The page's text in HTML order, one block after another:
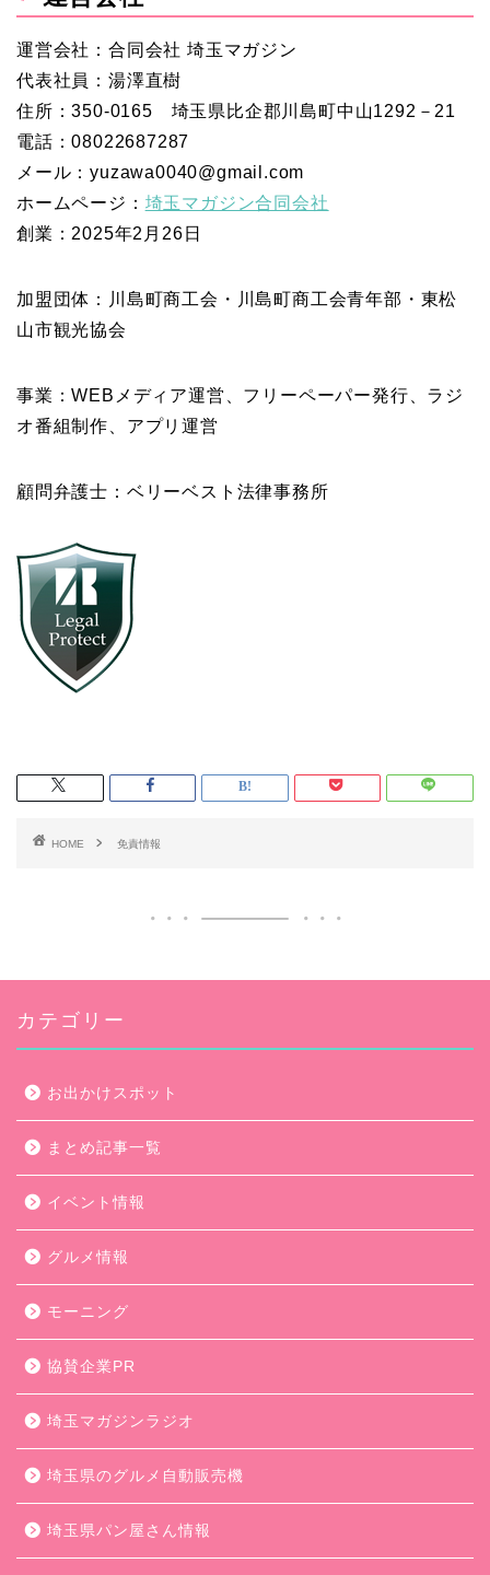
運営会社：合同会社 埼玉マガジン
代表社員：湯澤直樹
住所：350‐0165 埼玉県比企郡川島町中山1292－21
電話：08022687287
メール：yuzawa0040@gmail.com
ホームページ： 埼玉マガジン合同会社
創業：2025年2月26日
加盟団体：川島町商工会・川島町商工会青年部・東松
山市観光協会
事業：WEBメディア運営、フリーペーパー発行、ラジ
オ番組制作、アプリ運営
顧問弁護士：ベリーベスト法律事務所
HOME 免責情報
カテゴリー
お出かけスポット
まとめ記事一覧
イベント情報
グルメ情報
モーニング
協賛企業PR
埼玉マガジンラジオ
埼玉県のグルメ自動販売機
埼玉県パン屋さん情報